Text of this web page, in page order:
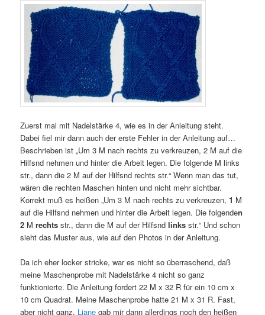
Zuerst mal mit Nadelstärke 4, wie es in der Anleitung steht.
Dabei fiel mir dann auch der erste Fehler in der Anleitung auf…
Beschrieben ist „Um 3 M nach rechts zu verkreuzen, 2 M auf die
Hilfsnd nehmen und hinter die Arbeit legen. Die folgende M links
str., dann die 2 M auf der Hilfsnd rechts str.“ Wenn man das tut,
wären die rechten Maschen hinten und nicht mehr sichtbar.
Korrekt muß es heißen „Um 3 M nach rechts zu verkreuzen,1 M
auf die Hilfsnd nehmen und hinter die Arbeit legen. Die folgenden
2 Mrechts str., dann die M auf der Hilfsndlinks str.“ Und schon
sieht das Muster aus, wie auf den Photos in der Anleitung.
Da ich eher locker stricke, war es nicht so überraschend, daß
meine Maschenprobe mit Nadelstärke 4 nicht so ganz
funktionierte. Die Anleitung fordert 22 M x 32 R für ein 10 cm x
10 cm Quadrat. Meine Maschenprobe hatte 21 M x 31 R. Fast,
aber nicht ganz. Liane gab mir dann allerdings noch den heißen